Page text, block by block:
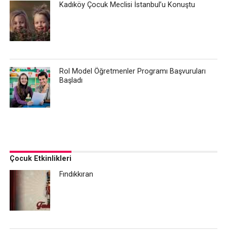
Kadıköy Çocuk Meclisi İstanbul’u Konuştu
Rol Model Öğretmenler Programı Başvuruları
Başladı
Çocuk Etkinlikleri
Fındıkkıran